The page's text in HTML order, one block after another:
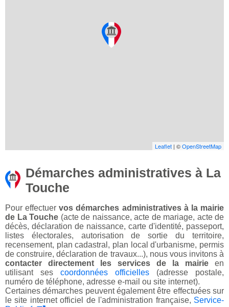
Leaflet | ©OpenStreetMap
Démarches administratives à La
Touche
Pour effectuervos démarches administratives à la mairie
de La Touche (acte de naissance, acte de mariage, acte de
décès, déclaration de naissance, carte d'identité, passeport,
listes électorales, autorisation de sortie du territoire,
recensement, plan cadastral, plan local d'urbanisme, permis
de construire, déclaration de travaux...), nous vous invitons à
contacter directement les services de la mairie en
utilisant ses coordonnées officielles (adresse postale,
numéro de téléphone, adresse e-mail ou site internet).
Certaines démarches peuvent également être effectuées sur
le site internet officiel de l'administration française, Service-